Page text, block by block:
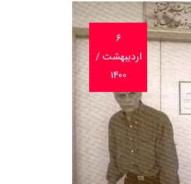
۶
اردیبهشت /
۱۴۰۰